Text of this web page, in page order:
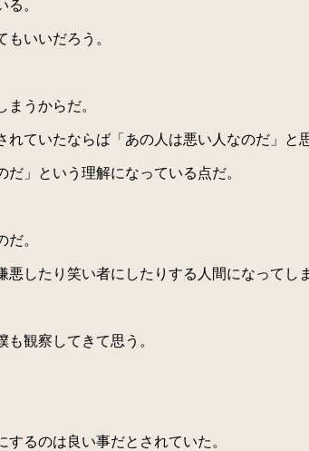
。
いいだろう。
うからだ。
ていたならば「あの人は悪い人なのだ」と思
」という理解になっている点だ。
。
したり笑い者にしたりする人間になってし
観察してきて思う。
るのは良い事だとされていた。